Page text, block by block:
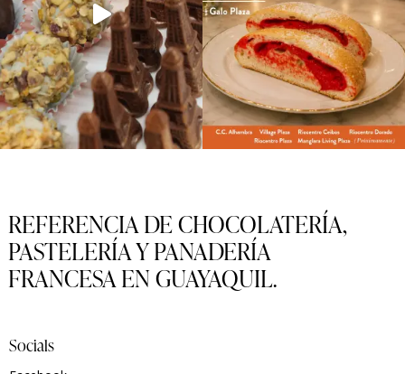
REFERENCIA DE CHOCOLATERÍA,
PASTELERÍA Y PANADERÍA
FRANCESA EN GUAYAQUIL.
Socials